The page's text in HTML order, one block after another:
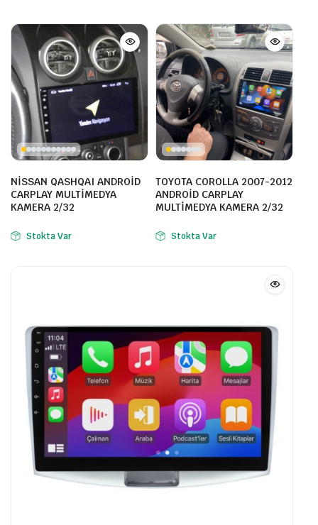
NİSSAN QASHQAI ANDROİD
CARPLAY MULTİMEDYA
KAMERA 2/32
Stokta Var
TOYOTA COROLLA 2007-2012
ANDROİD CARPLAY
MULTİMEDYA KAMERA 2/32
Stokta Var